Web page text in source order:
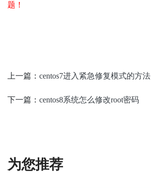
题！
上一篇： centos7进入紧急修复模式的方法
下一篇： centos8系统怎么修改root密码
为您推荐